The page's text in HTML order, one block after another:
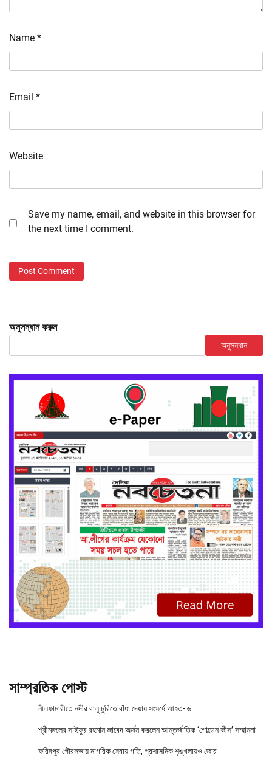
Name *
Email *
Website
Save my name, email, and website in this browser for
the next time I comment.
অনুসন্ধান করুন
অনুসন্ধান
সাম্প্রতিক পোস্ট
নীলফামারীতে নদীর বালু চুরিতে বাঁধা দেয়ায় সংঘর্ষে আহত- ৬
শ্রীমঙ্গলের সাইফুর রহমান জাবেদ অর্জন করলেন আন্তর্জাতিক ‘গোল্ডেন কীস’ সম্মাননা
ফরিদপুর পৌরসভায় নাগরিক সেবায় গতি, প্রশাসনিক শৃঙ্খলায়ও জোর